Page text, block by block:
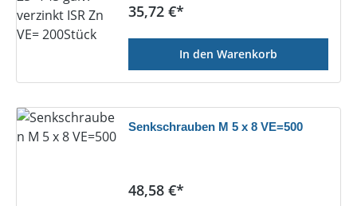
Regulärer Preis:
35,72 €*
In den Warenkorb
Senkschrauben M 5 x 8 VE=500
Regulärer Preis:
48,58 €*